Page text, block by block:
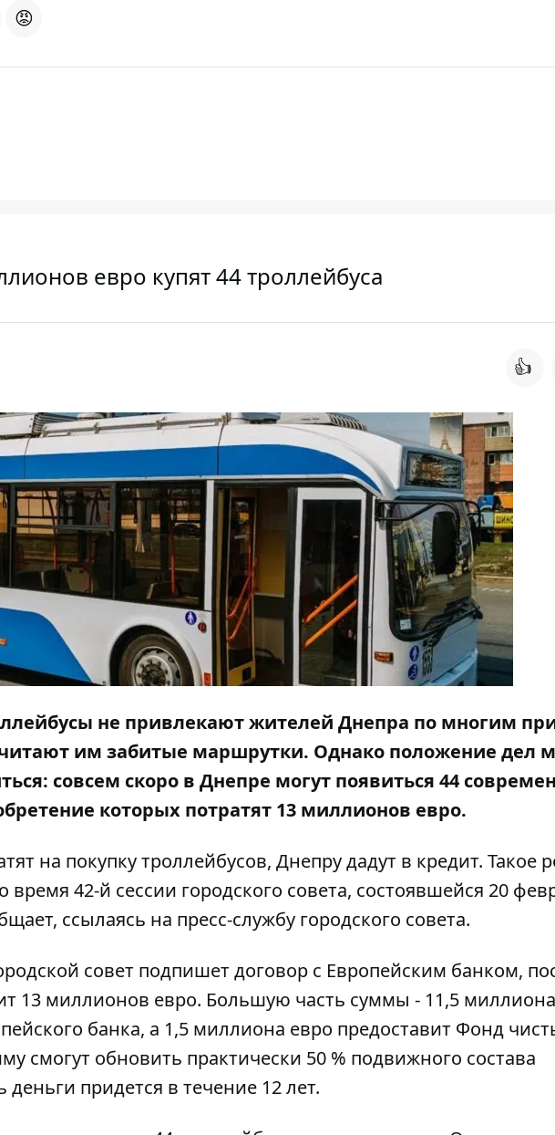
😡
евро купят 44 троллейбуса
👍
не привлекают жителей Днепра по многим
им забитые маршрутки. Однако положение дел
совсем скоро в Днепре могут появиться 44
которых потратят 13 миллионов евро.
на покупку троллейбусов, Днепру дадут в кредит. Такое
время 42-й сессии городского совета, состоявшейся 20
ссылаясь на пресс-службу городского совета.
совет подпишет договор с Европейским банком,
13 миллионов евро. Большую часть суммы - 11,5
банка, а 1,5 миллиона евро предоставит Фонд
смогут обновить практически 50 % подвижного состава
деньги придется в течение 12 лет.